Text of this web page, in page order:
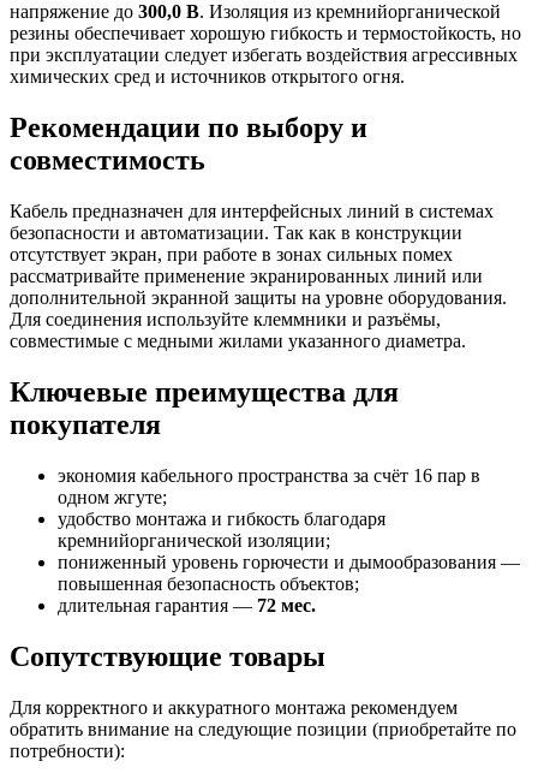
напряжение до 300,0 В. Изоляция из кремнийорганической
резины обеспечивает хорошую гибкость и термостойкость, но
при эксплуатации следует избегать воздействия агрессивных
химических сред и источников открытого огня.
Рекомендации по выбору и
совместимость
Кабель предназначен для интерфейсных линий в системах
безопасности и автоматизации. Так как в конструкции
отсутствует экран, при работе в зонах сильных помех
рассматривайте применение экранированных линий или
дополнительной экранной защиты на уровне оборудования.
Для соединения используйте клеммники и разъёмы,
совместимые с медными жилами указанного диаметра.
Ключевые преимущества для
покупателя
экономия кабельного пространства за счёт 16 пар в
одном жгуте;
удобство монтажа и гибкость благодаря
кремнийорганической изоляции;
пониженный уровень горючести и дымообразования —
повышенная безопасность объектов;
длительная гарантия — 72 мес.
Сопутствующие товары
Для корректного и аккуратного монтажа рекомендуем
обратить внимание на следующие позиции (приобретайте по
потребности):